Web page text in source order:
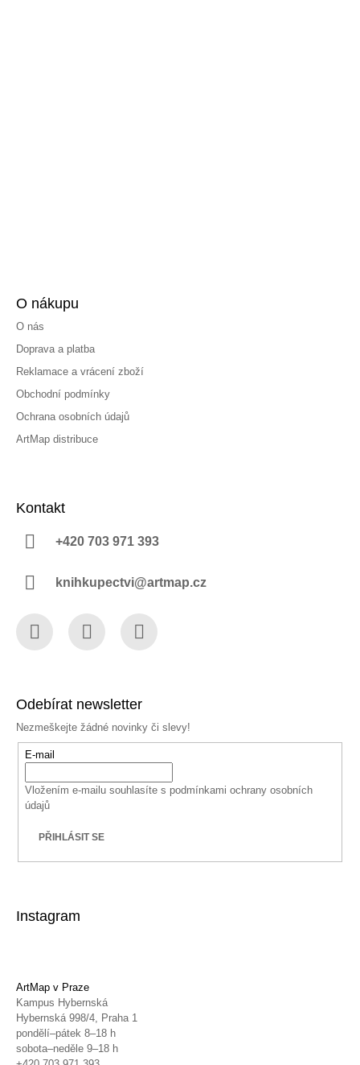
O nákupu
O nás
Doprava a platba
Reklamace a vrácení zboží
Obchodní podmínky
Ochrana osobních údajů
ArtMap distribuce
Kontakt
+420 703 971 393
knihkupectvi@artmap.cz
Odebírat newsletter
Nezmeškejte žádné novinky či slevy!
E-mail
Vložením e-mailu souhlasíte s podmínkami ochrany osobních
údajů
PŘIHLÁSIT SE
Instagram
ArtMap v Praze
Kampus Hybernská
Hybernská 998/4, Praha 1
pondělí–pátek 8–18 h
sobota–neděle 9–18 h